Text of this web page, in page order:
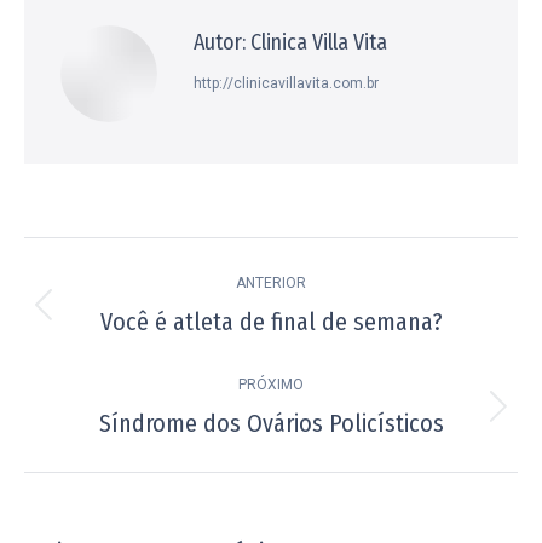
Autor: Clinica Villa Vita
http://clinicavillavita.com.br
de
ANTERIOR
Post
Você é atleta de final de semana?
PRÓXIMO
Próximo
Síndrome dos Ovários Policísticos